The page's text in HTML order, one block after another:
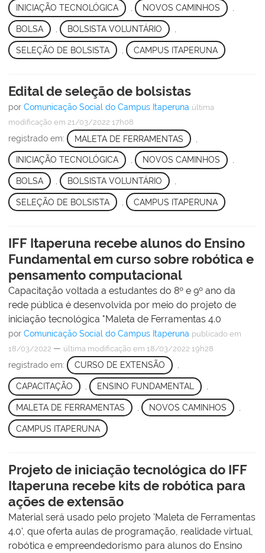
INICIAÇÃO TECNOLÓGICA , NOVOS CAMINHOS ,
BOLSA BOLSISTA VOLUNTÁRIO
SELEÇÃO DE BOLSISTA CAMPUS ITAPERUNA
Edital de seleção de bolsistas
por Comunicação Social do Campus Itaperuna última
modificação em 21/03/2022 17h08
registrado em: MALETA DE FERRAMENTAS
INICIAÇÃO TECNOLÓGICA , NOVOS CAMINHOS ,
BOLSA BOLSISTA VOLUNTÁRIO
SELEÇÃO DE BOLSISTA CAMPUS ITAPERUNA
IFF Itaperuna recebe alunos do Ensino
Fundamental em curso sobre robótica e
pensamento computacional
Capacitação voltada a estudantes do 8º e 9º ano da
rede pública é desenvolvida por meio do projeto de
iniciação tecnológica "Maleta de Ferramentas 4.0
por Comunicação Social do Campus Itaperuna publicado em
18/03/2022 — última modificação em 18/03/2022 19h28
registrado em: CURSO DE EXTENSÃO ,
CAPACITAÇÃO ENSINO FUNDAMENTAL
MALETA DE FERRAMENTAS NOVOS CAMINHOS
CAMPUS ITAPERUNA
Projeto de iniciação tecnológica do IFF
Itaperuna recebe kits de robótica para
ações de extensão
Material será usado pelo projeto 'Maleta de Ferramentas
4.0', que oferta aulas de programação, realidade virtual,
robótica e empreendedorismo para alunos do Ensino